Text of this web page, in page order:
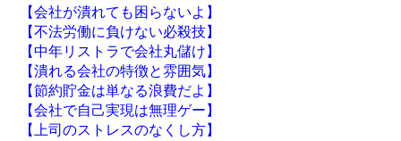
【会社が潰れても困らないよ】
【不法労働に負けない必殺技】
【中年リストラで会社丸儲け】
【潰れる会社の特徴と雰囲気】
【節約貯金は単なる浪費だよ】
【会社で自己実現は無理ゲー】
【上司のストレスのなくし方】